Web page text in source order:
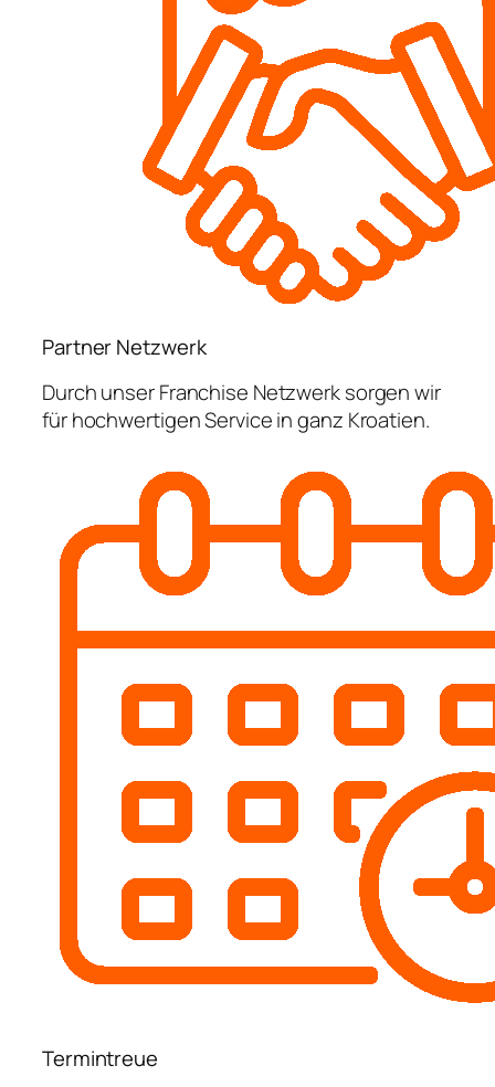
Partner Netzwerk
Durch unser Franchise Netzwerk sorgen wir
für hochwertigen Service in ganz Kroatien.
Termintreue